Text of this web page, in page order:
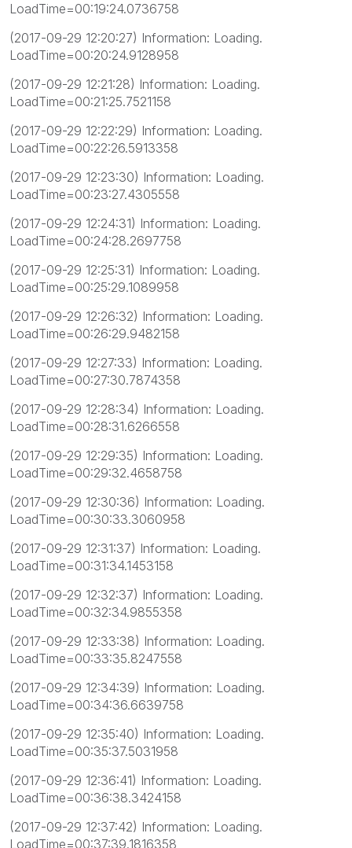
LoadTime=00:19:24.0736758
(2017-09-29 12:20:27) Information: Loading.
LoadTime=00:20:24.9128958
(2017-09-29 12:21:28) Information: Loading.
LoadTime=00:21:25.7521158
(2017-09-29 12:22:29) Information: Loading.
LoadTime=00:22:26.5913358
(2017-09-29 12:23:30) Information: Loading.
LoadTime=00:23:27.4305558
(2017-09-29 12:24:31) Information: Loading.
LoadTime=00:24:28.2697758
(2017-09-29 12:25:31) Information: Loading.
LoadTime=00:25:29.1089958
(2017-09-29 12:26:32) Information: Loading.
LoadTime=00:26:29.9482158
(2017-09-29 12:27:33) Information: Loading.
LoadTime=00:27:30.7874358
(2017-09-29 12:28:34) Information: Loading.
LoadTime=00:28:31.6266558
(2017-09-29 12:29:35) Information: Loading.
LoadTime=00:29:32.4658758
(2017-09-29 12:30:36) Information: Loading.
LoadTime=00:30:33.3060958
(2017-09-29 12:31:37) Information: Loading.
LoadTime=00:31:34.1453158
(2017-09-29 12:32:37) Information: Loading.
LoadTime=00:32:34.9855358
(2017-09-29 12:33:38) Information: Loading.
LoadTime=00:33:35.8247558
(2017-09-29 12:34:39) Information: Loading.
LoadTime=00:34:36.6639758
(2017-09-29 12:35:40) Information: Loading.
LoadTime=00:35:37.5031958
(2017-09-29 12:36:41) Information: Loading.
LoadTime=00:36:38.3424158
(2017-09-29 12:37:42) Information: Loading.
LoadTime=00:37:39.1816358